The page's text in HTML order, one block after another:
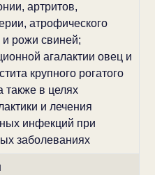
артритов,
атрофического
и рожи свиней;
агалактии овец и
крупного рогатого
также в целях
и лечения
инфекций при
заболеваниях